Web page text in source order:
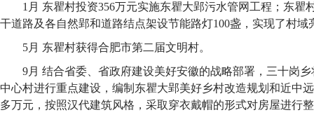
1月 东瞿村投资356万元实施东瞿大郢污水管网工程；东瞿
干道路及各自然郢和道路结点架设节能路灯100盏，实现了村域
5月 东瞿村获得合肥市第二届文明村。
9月 结合省委、省政府建设美好安徽的战略部署，三十岗
中心村进行重点建设，编制东瞿大郢美好乡村改造规划和近中
多万元，按照汉代建筑风格，采取穿衣戴帽的形式对房屋进行